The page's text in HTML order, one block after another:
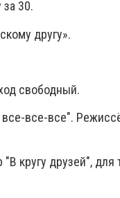
30.
другу».
свободный.
все-все-все".
кругу друзей", для